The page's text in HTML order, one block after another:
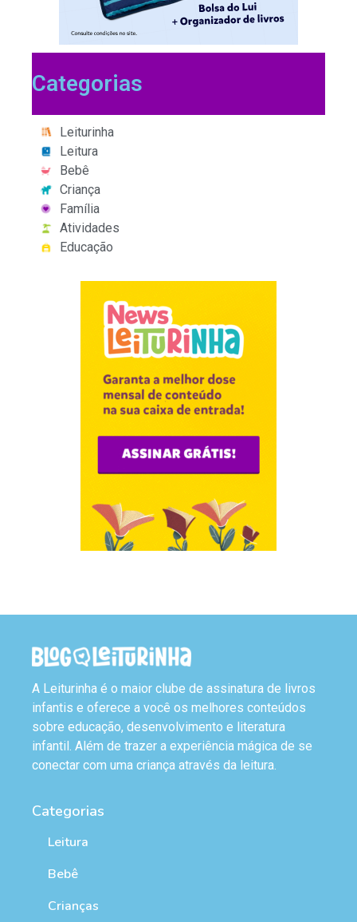
Categorias
Leiturinha
Leitura
Bebê
Criança
Família
Atividades
Educação
A Leiturinha é o maior clube de assinatura de livros
infantis e oferece a você os melhores conteúdos
sobre educação, desenvolvimento e literatura
infantil. Além de trazer a experiência mágica de se
conectar com uma criança através da leitura.
Categorias
Leitura
Bebê
Crianças